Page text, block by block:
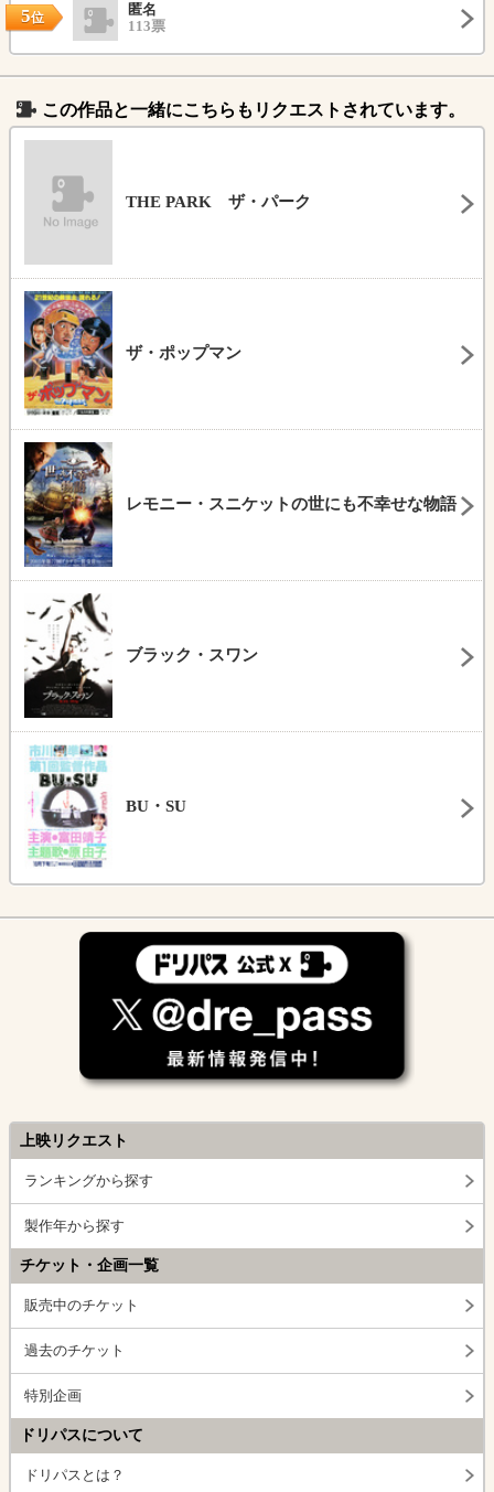
5位
匿名
113票
この作品と一緒にこちらもリクエストされています。
THE PARK ザ・パーク
ザ・ポップマン
レモニー・スニケットの世にも不幸せな物語
ブラック・スワン
BU・SU
上映リクエスト
ランキングから探す
製作年から探す
チケット・企画一覧
販売中のチケット
過去のチケット
特別企画
ドリパスについて
ドリパスとは？